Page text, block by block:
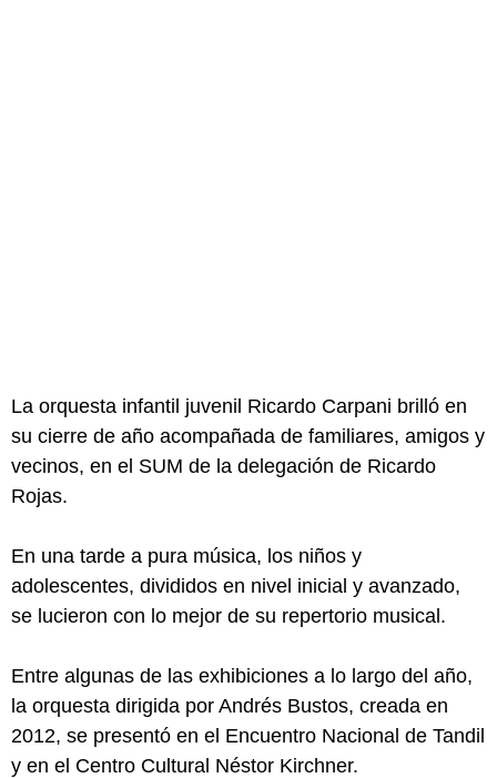
La orquesta infantil juvenil Ricardo Carpani brilló en
su cierre de año acompañada de familiares, amigos y
vecinos, en el SUM de la delegación de Ricardo
Rojas.
En una tarde a pura música, los niños y
adolescentes, divididos en nivel inicial y avanzado,
se lucieron con lo mejor de su repertorio musical.
Entre algunas de las exhibiciones a lo largo del año,
la orquesta dirigida por Andrés Bustos, creada en
2012, se presentó en el Encuentro Nacional de Tandil
y en el Centro Cultural Néstor Kirchner.